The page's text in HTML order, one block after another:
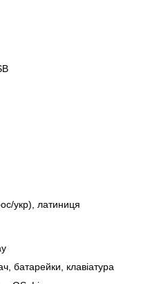
укр), латиниця
батарейки, клавіатура